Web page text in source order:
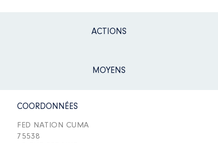
ACTIONS
MOYENS
COORDONNÉES
FED NATION CUMA
75538